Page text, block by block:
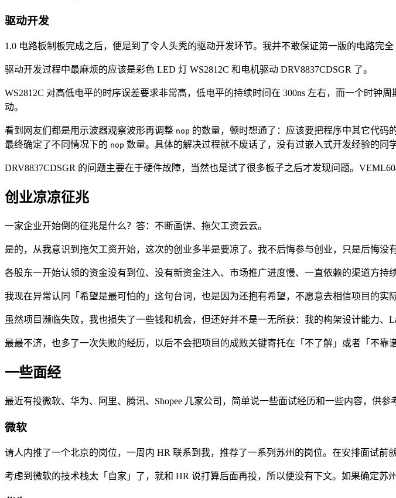
驱动开发
1.0 电路板制板完成之后，便是到了令人头秃的驱动开发环节。我并不敢保证第一版的电路完
驱动开发过程中最麻烦的应该是彩色 LED 灯 WS2812C 和电机驱动 DRV8837CDSGR 了。
WS2812C 对高低电平的时序误差要求非常高，低电平的持续时间在 300ns 左右，而一个时钟周
动。
看到网友们都是用示波器观察波形再调整 nop 的数量，顿时想通了：应该要把程序中其它代码
最终确定了不同情况下的 nop 数量。具体的解决过程就不废话了，没有过嵌入式开发经验的同
DRV8837CDSGR 的问题主要在于硬件故障，当然也是试了很多板子之后才发现问题。
创业凉凉征兆
一家企业开始倒的征兆是什么？答：不断画饼、拖欠工资云云。
是的，从我意识到拖欠工资开始，这次的创业多半是要凉了。我不后悔参与创业，只是后悔没
各股东一开始认领的资金没有到位、没有新资金注入、市场推广进度慢、一直依赖的渠道方持
我现在异常认同「希望是最可怕的」这句台词，也是因为还抱有希望，不愿意去相信项目的实
虽然项目濒临失败，我也损失了一些钱和机会，但还好并不是一无所获：我的构架设计能力、
最最不济，也多了一次失败的经历，以后不会把项目的成败关键寄托在「不了解」或者「不靠
一些面经
最近有投微软、华为、阿里、腾讯、Shopee 几家公司，简单说一些面试经历和一些内容，供参
微软
请人内推了一个北京的岗位，一周内 HR 联系到我，推荐了一系列苏州的岗位。在安排面试前
考虑到微软的技术栈太「自家」了，就和 HR 说打算后面再投，所以便没有下文。如果确定苏